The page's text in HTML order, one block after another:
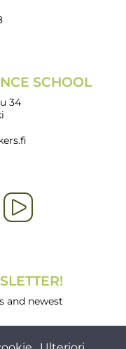
SCHOOL
34
and newest